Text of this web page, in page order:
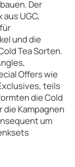
Der
UGC,
und die
Tea Sorten.
Offers wie
teils
die Cold
die Kampagnen
um